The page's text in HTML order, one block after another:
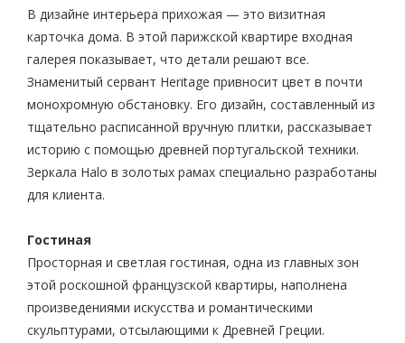
В дизайне интерьера прихожая — это визитная
карточка дома. В этой парижской квартире входная
галерея показывает, что детали решают все.
Знаменитый сервант Heritage привносит цвет в почти
монохромную обстановку. Его дизайн, составленный из
тщательно расписанной вручную плитки, рассказывает
историю с помощью древней португальской техники.
Зеркала Halo в золотых рамах специально разработаны
для клиента.
Гостиная
Просторная и светлая гостиная, одна из главных зон
этой роскошной французской квартиры, наполнена
произведениями искусства и романтическими
скульптурами, отсылающими к Древней Греции.